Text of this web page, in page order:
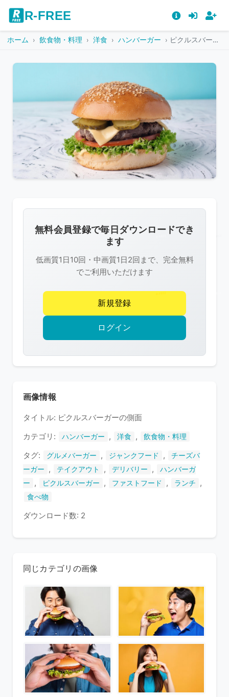
R-FREE
ホーム 飲食物・料理 洋食 ハンバーガー ピクルスバーガーの側面
像
は
R-
FREE
作
権
護
い
ま
無料会員登録で毎日ダウンロードでき
ます
低画質1日10回・中画質1日2回まで、完全無料
でご利用いただけます
新規登録
ログイン
画像情報
タイトル: ピクルスバーガーの側面
カテゴリ:
ハンバーガー , 洋食 , 飲食物・料理
タグ: グルメバーガー , ジャンクフード ,
チーズバ
ーガー
, テイクアウト , デリバリー ,
ハンバーガ
ー
, ピクルスバーガー , ファストフード , ランチ ,
食べ物
ダウンロード数: 2
同じカテゴリの画像